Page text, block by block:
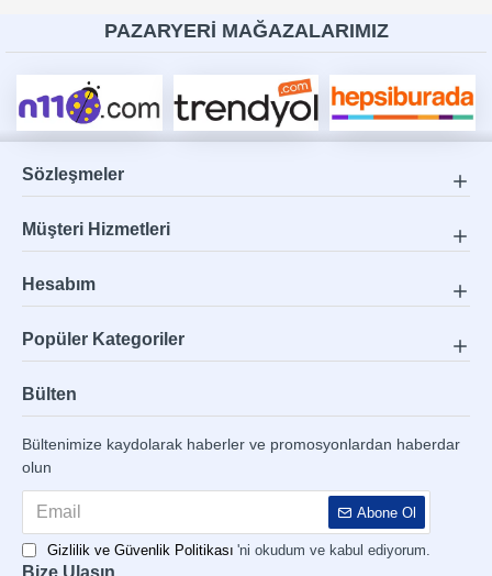
PAZARYERİ MAĞAZALARIMIZ
Sözleşmeler
Müşteri Hizmetleri
Hesabım
Popüler Kategoriler
Bülten
Bültenimize kaydolarak haberler ve promosyonlardan haberdar
olun
Abone Ol
Gizlilik ve Güvenlik Politikası 'ni okudum ve kabul ediyorum.